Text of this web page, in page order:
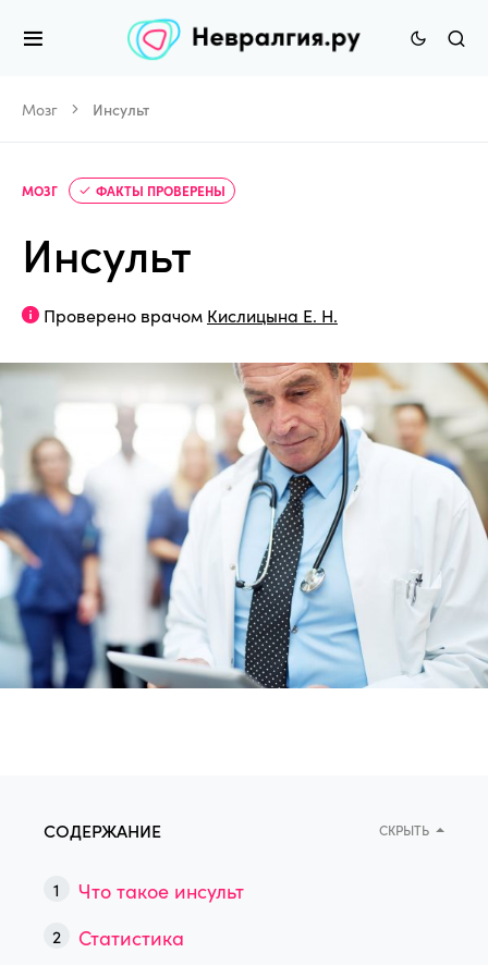
Мозг Инсульт
МОЗГ ФАКТЫ ПРОВЕРЕНЫ
Инсульт
Проверено врачом Кислицына Е. Н.
СОДЕРЖАНИЕ СКРЫТЬ
Что такое инсульт
Статистика